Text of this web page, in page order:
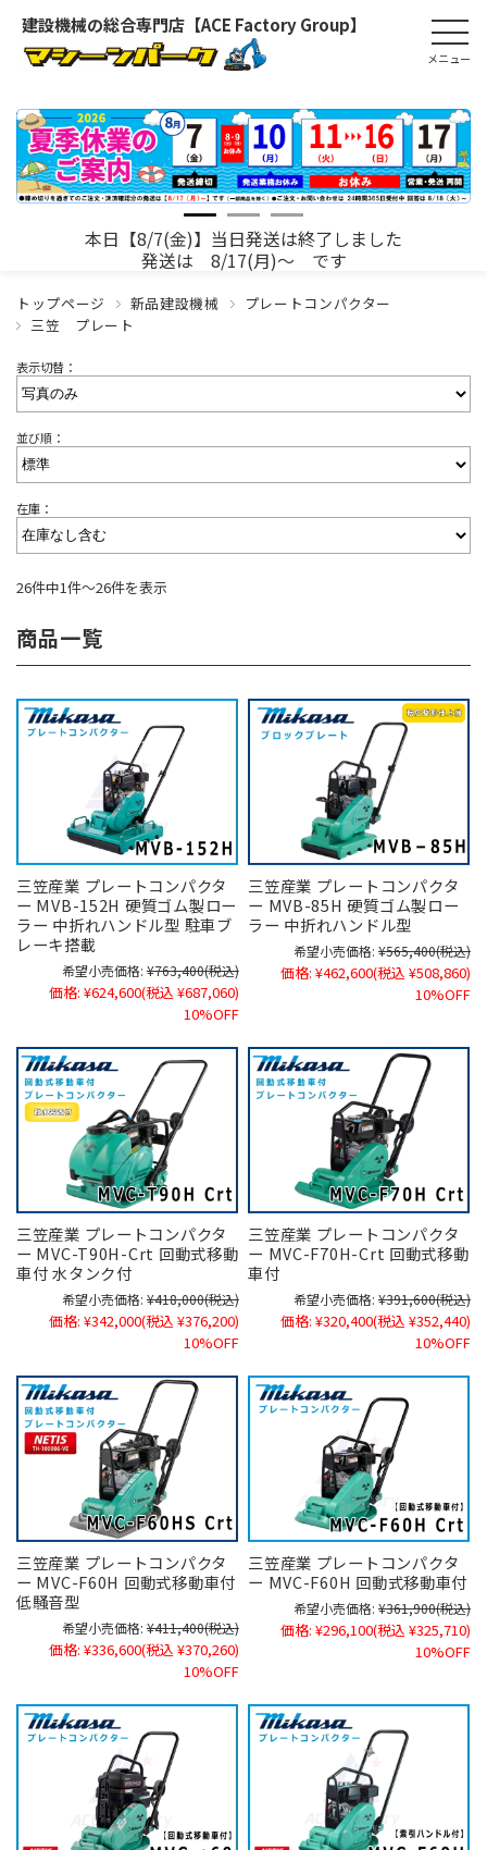
建設機械の総合専門店【ACE Factory Group】
本日【8/7(金)】当日発送は終了しました
発送は 8/17(月)～ です
トップページ 新品建設機械
プレートコンパクター
三笠 プレート
表示切替：
並び順：
在庫：
26件中1件～26件を表示
商品一覧
三笠産業 プレートコンパクタ
ー MVB-152H 硬質ゴム製ロー
ラー 中折れハンドル型 駐車ブ
レーキ搭載
希望小売価格: ¥763,400(税込)
価格: ¥624,600(税込 ¥687,060)
10%OFF
三笠産業 プレートコンパクタ
ー MVB-85H 硬質ゴム製ロー
ラー 中折れハンドル型
希望小売価格: ¥565,400(税込)
価格: ¥462,600(税込 ¥508,860)
10%OFF
三笠産業 プレートコンパクタ
ー MVC-T90H-Crt 回動式移動
車付 水タンク付
希望小売価格: ¥418,000(税込)
価格: ¥342,000(税込 ¥376,200)
10%OFF
三笠産業 プレートコンパクタ
ー MVC-F70H-Crt 回動式移動
車付
希望小売価格: ¥391,600(税込)
価格: ¥320,400(税込 ¥352,440)
10%OFF
三笠産業 プレートコンパクタ
ー MVC-F60H 回動式移動車付
低騒音型
希望小売価格: ¥411,400(税込)
価格: ¥336,600(税込 ¥370,260)
10%OFF
三笠産業 プレートコンパクタ
ー MVC-F60H 回動式移動車付
希望小売価格: ¥361,900(税込)
価格: ¥296,100(税込 ¥325,710)
10%OFF